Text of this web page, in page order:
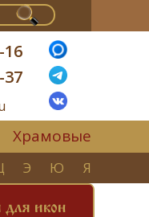
16
37
Храмовые
Э Ю Я
для икон